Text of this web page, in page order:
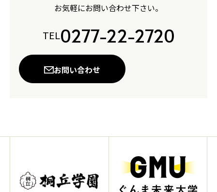
お気軽にお問い合わせ下さい。
TEL0277-22-2720
お問い合わせ